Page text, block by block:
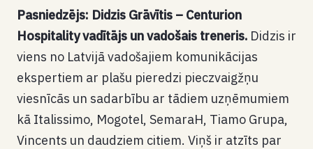
Pasniedzējs: Didzis Grāvītis – Centurion
Hospitality vadītājs un vadošais treneris. Didzis ir
viens no Latvijā vadošajiem komunikācijas
ekspertiem ar plašu pieredzi pieczvaigžņu
viesnīcās un sadarbību ar tādiem uzņēmumiem
kā Italissimo, Mogotel, SemaraH, Tiamo Grupa,
Vincents un daudziem citiem. Viņš ir atzīts par